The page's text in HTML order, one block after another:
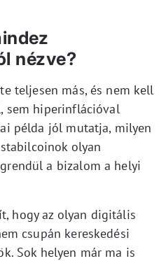
nézve?
teljesen más, és nem kell
sem hiperinflációval
példa jól mutatja, milyen
olyan
a bizalom a helyi
hogy az olyan digitális
csupán kereskedési
Sok helyen már ma is